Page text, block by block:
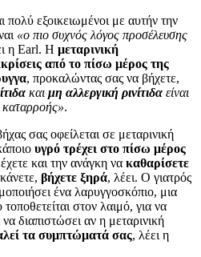
πολύ εξοικειωμένοι με αυτήν την
«ο πιο συχνός λόγος προσέλευσης
η Earl. Η μεταρινική
από το πίσω μέρος της
, προκαλώντας σας να βήχετε,
και μη αλλεργική ρινίτιδα είναι
καταρροής».
σας οφείλεται σε μεταρινική
υγρό τρέχει στο πίσω μέρος
και την ανάγκη να καθαρίσετε
βήχετε ξηρά, λέει. Ο γιατρός
ένα λαρυγγοσκόπιο, μια
στον λαιμό, για να
διαπιστώσει αν η μεταρινική
τα συμπτώματά σας, λέει η